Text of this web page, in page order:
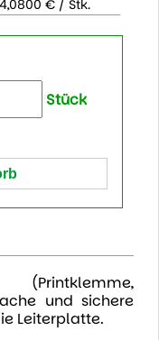
4,0800 € / Stk.
Stück
und sichere
Leiterplatte.